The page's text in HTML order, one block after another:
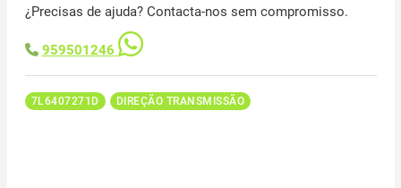
¿Precisas de ajuda? Contacta-nos sem compromisso.
959501246
7L6407271D DIREÇÃO TRANSMISSÃO